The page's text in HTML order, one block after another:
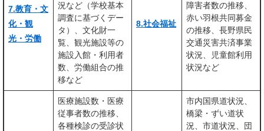
7.教育・文
化・観
光・労働
況など（学校基本
調査に基づくデー
タ）、文化財一
覧、観光施設等の
施設入館・利用者
数、労働組合の推
移など
8.社会福祉
障害者数の推移、
赤い羽根共同募金
の推移、長野県民
交通災害共済事業
状況、児童館利用
状況など
医療施設数・医療
従事者数の推移、
各種検診の受診状
市内国県道状況、
橋梁・ずい道状
況、市道状況、団